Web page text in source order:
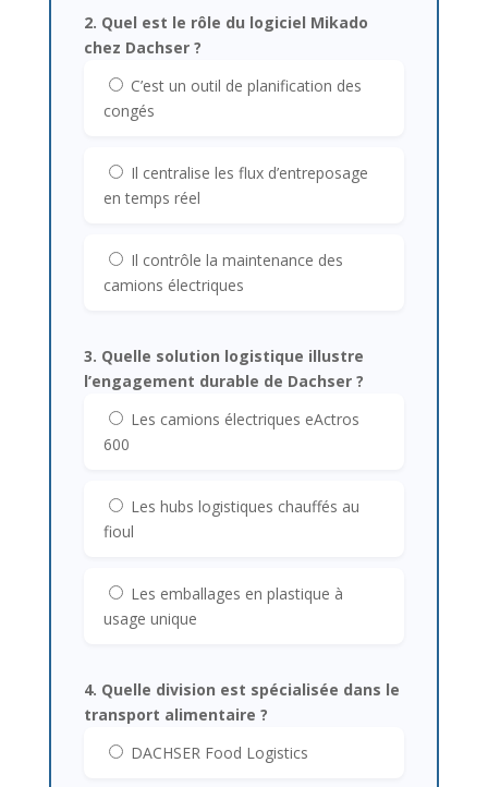
2. Quel est le rôle du logiciel Mikado
chez Dachser ?
C’est un outil de planification des
congés
Il centralise les flux d’entreposage
en temps réel
Il contrôle la maintenance des
camions électriques
3. Quelle solution logistique illustre
l’engagement durable de Dachser ?
Les camions électriques eActros
600
Les hubs logistiques chauffés au
fioul
Les emballages en plastique à
usage unique
4. Quelle division est spécialisée dans le
transport alimentaire ?
DACHSER Food Logistics